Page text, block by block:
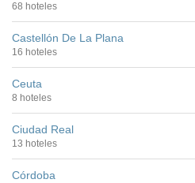
68 hoteles
Castellón De La Plana
16 hoteles
Ceuta
8 hoteles
Ciudad Real
13 hoteles
Córdoba